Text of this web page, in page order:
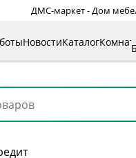
ДМС-маркет - Дом
НовостиКаталог